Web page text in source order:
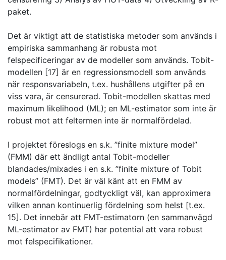
paket.
Det är viktigt att de statistiska metoder som används i
empiriska sammanhang är robusta mot
felspecificeringar av de modeller som används. Tobit-
modellen [17] är en regressionsmodell som används
när responsvariabeln, t.ex. hushållens utgifter på en
viss vara, är censurerad. Tobit-modellen skattas med
maximum likelihood (ML); en ML-estimator som inte är
robust mot att feltermen inte är normalfördelad.
I projektet föreslogs en s.k. ”finite mixture model”
(FMM) där ett ändligt antal Tobit-modeller
blandades/mixades i en s.k. ”finite mixture of Tobit
models” (FMT). Det är väl känt att en FMM av
normalfördelningar, godtyckligt väl, kan approximera
vilken annan kontinuerlig fördelning som helst [t.ex.
15]. Det innebär att FMT-estimatorn (en sammanvägd
ML-estimator av FMT) har potential att vara robust
mot felspecifikationer.